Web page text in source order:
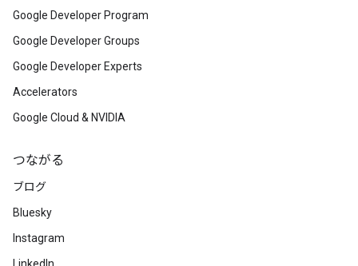
Google Developer Program
Google Developer Groups
Google Developer Experts
Accelerators
Google Cloud & NVIDIA
つながる
ブログ
Bluesky
Instagram